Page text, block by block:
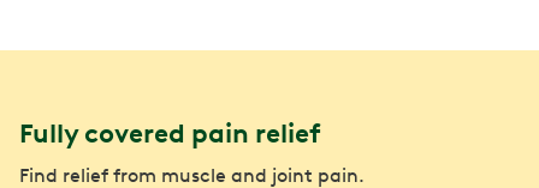
Fully covered pain relief
Find relief from muscle and joint pain.